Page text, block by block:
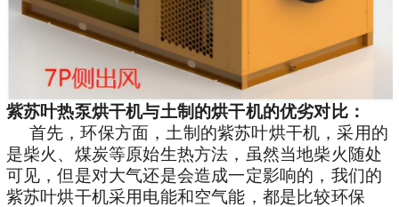
紫苏叶热泵烘干机与土制的烘干机的优劣对比：
首先，环保方面，土制的紫苏叶烘干机，采用的
是柴火、煤炭等原始生热方法，虽然当地柴火随处
可见，但是对大气还是会造成一定影响的，我们的
紫苏叶烘干机采用电能和空气能，都是比较环保